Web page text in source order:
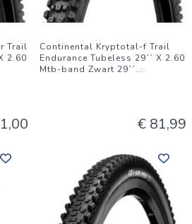
Trail
2.60
Continental Kryptotal-f Trail
Endurance Tubeless 29´´ X 2.60
Mtb-band Zwart 29´´...
€ 81,99